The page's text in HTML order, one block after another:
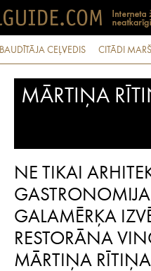
BAUDĪTĀJA CEĻVEDIS CITĀDI
MĀRTIŅA
NE TIKAI
GASTRONOMIJA
GALAMĒRĶA
RESTORĀNA
MĀRTIŅA RĪTIŅA